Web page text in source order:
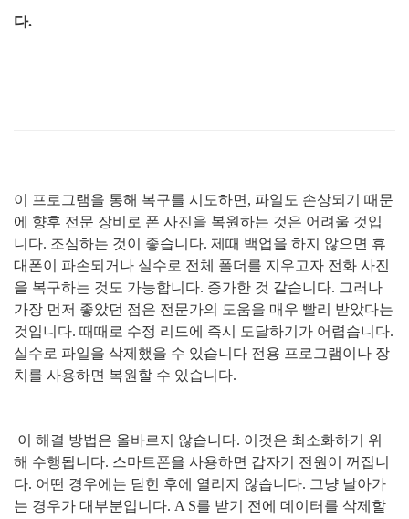
다.
이 프로그램을 통해 복구를 시도하면 , 파일도 손상되기 때문
에 향후 전문 장비로 폰 사진을 복원하는 것은 어려울 것입
니다. 조심하는 것이 좋습니다. 제때 백업을 하지 않으면 휴
대폰이 파손되거나 실수로 전체 폴더를 지우고자 전화 사진
을 복구하는 것도 가능합니다. 증가한 것 같습니다. 그러나
가장 먼저 좋았던 점은 전문가의 도움을 매우 빨리 받았다는
것입니다. 때때로 수정 리드에 즉시 도달하기가 어렵습니다.
실수로 파일을 삭제했을 수 있습니다 전용 프로그램이나 장
치를 사용하면 복원할 수 있습니다.
이 해결 방법은 올바르지 않습니다. 이것은 최소화하기 위
해 수행됩니다. 스마트폰을 사용하면 갑자기 전원이 꺼집니
다. 어떤 경우에는 닫힌 후에 열리지 않습니다. 그냥 날아가
는 경우가 대부분입니다. A S를 받기 전에 데이터를 삭제할